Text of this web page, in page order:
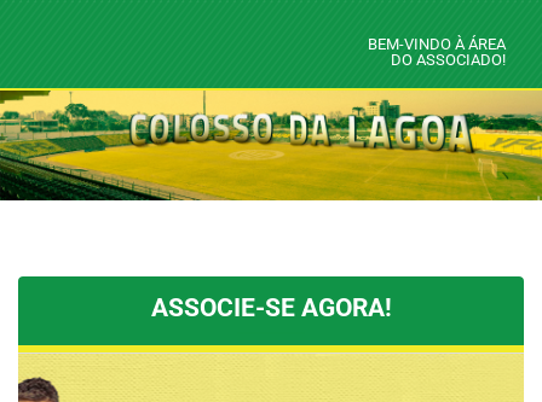
BEM-VINDO À ÁREA
DO ASSOCIADO!
ASSOCIE-SE AGORA!